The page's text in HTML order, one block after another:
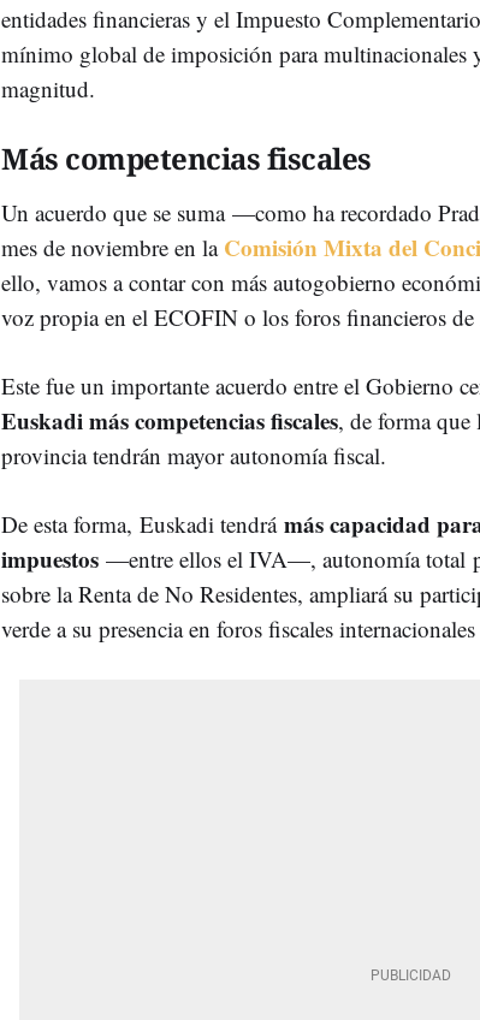
entidades financieras y el Impuesto
mínimo global de imposición para multinacionales
magnitud.
Más competencias fiscales
Un acuerdo que se suma —como ha recordado
mes de noviembre en la Comisión Mixta del
ello, vamos a contar con más autogobierno
voz propia en el ECOFIN o los foros financieros
Este fue un importante acuerdo entre el Gobierno
Euskadi más competencias fiscales, de forma que
provincia tendrán mayor autonomía fiscal.
De esta forma, Euskadi tendrá más capacidad
impuestos —entre ellos el IVA—, autonomía total
sobre la Renta de No Residentes, ampliará su
verde a su presencia en foros fiscales